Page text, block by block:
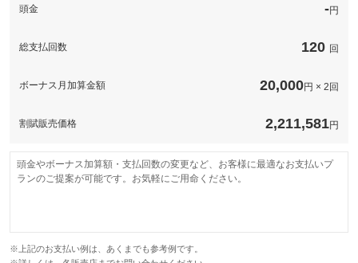
頭金 -円
総支払回数 120 回
ボーナス月加算金額 20,000円 × 2回
割賦販売価格 2,211,581円
頭金やボーナス加算額・支払回数の変更など、お客様に最適なお支払いプ
ランのご提案が可能です。お気軽にご用命ください。
※上記のお支払い例は、あくまでも参考例です。